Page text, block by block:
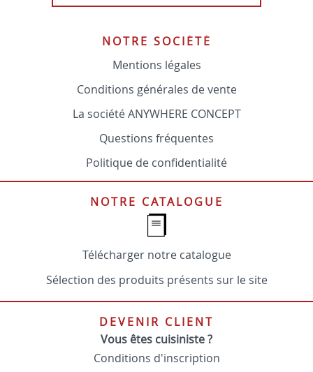
NOTRE SOCIÉTÉ
Mentions légales
Conditions générales de vente
La société ANYWHERE CONCEPT
Questions fréquentes
Politique de confidentialité
NOTRE CATALOGUE
Télécharger notre catalogue
Sélection des produits présents sur le site
DEVENIR CLIENT
Vous êtes cuisiniste ?
Conditions d'inscription